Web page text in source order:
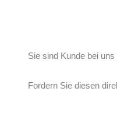
Sie sind Kunde bei
Fordern Sie diesen